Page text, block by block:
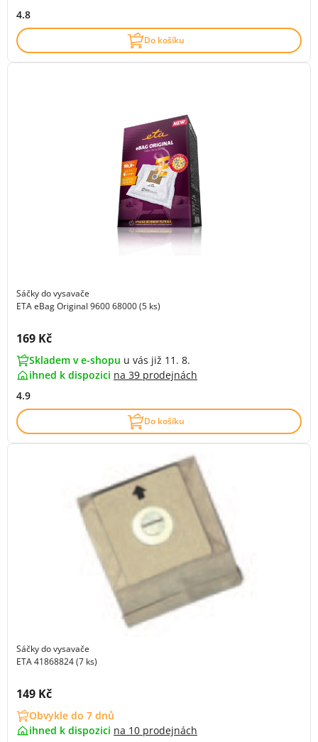
4.8
Do košíku
Sáčky do vysavače
ETA eBag Original 9600 68000 (5 ks)
Cena s DPH:
169 Kč
Skladem v e-shopu u vás již 11. 8.
ihned k dispozici na 39 prodejnách
4.9
Do košíku
Sáčky do vysavače
ETA 41868824 (7 ks)
Cena s DPH:
149 Kč
Obvykle do 7 dnů
ihned k dispozici na 10 prodejnách